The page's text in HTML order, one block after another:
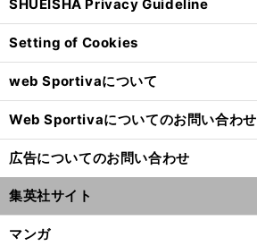
SHUEISHA Privacy Guideline
Setting of Cookies
web Sportivaについて
Web Sportivaについてのお問い合わせ
広告についてのお問い合わせ
集英社サイト
マンガ